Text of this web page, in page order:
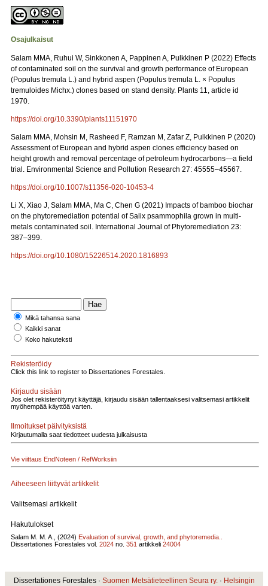
Osajulkaisut
Salam MMA, Ruhui W, Sinkkonen A, Pappinen A, Pulkkinen P (2022) Effects
of contaminated soil on the survival and growth performance of European
(Populus tremula L.) and hybrid aspen (Populus tremula L. × Populus
tremuloides Michx.) clones based on stand density. Plants 11, article id
1970.
https://doi.org/10.3390/plants11151970
Salam MMA, Mohsin M, Rasheed F, Ramzan M, Zafar Z, Pulkkinen P (2020)
Assessment of European and hybrid aspen clones efficiency based on
height growth and removal percentage of petroleum hydrocarbons—a field
trial. Environmental Science and Pollution Research 27: 45555–45567.
https://doi.org/10.1007/s11356-020-10453-4
Li X, Xiao J, Salam MMA, Ma C, Chen G (2021) Impacts of bamboo biochar
on the phytoremediation potential of Salix psammophila grown in multi-
metals contaminated soil. International Journal of Phytoremediation 23:
387–399.
https://doi.org/10.1080/15226514.2020.1816893
Mikä tahansa sana
Kaikki sanat
Koko hakuteksti
Rekisteröidy
Click this link to register to Dissertationes Forestales.
Kirjaudu sisään
Jos olet rekisteröitynyt käyttäjä, kirjaudu sisään tallentaaksesi valitsemasi artikkelit
myöhempää käyttöä varten.
Ilmoitukset päivityksistä
Kirjautumalla saat tiedotteet uudesta julkaisusta
Vie viittaus EndNoteen / RefWorksiin
Aiheeseen liittyvät artikkelit
Valitsemasi artikkelit
Hakutulokset
Salam M. M. A., (2024) Evaluation of survival, growth, and phytoremedia..
Dissertationes Forestales vol. 2024 no. 351 artikkeli 24004
Dissertationes Forestales · Suomen Metsätieteellinen Seura ry. · Helsingin